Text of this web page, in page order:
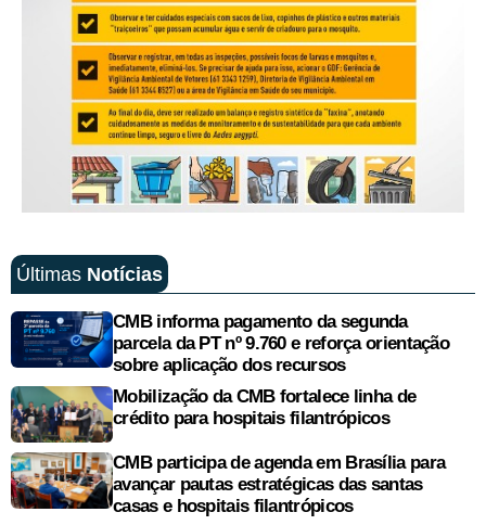
Últimas Notícias
CMB informa pagamento da segunda
parcela da PT nº 9.760 e reforça orientação
sobre aplicação dos recursos
Mobilização da CMB fortalece linha de
crédito para hospitais filantrópicos
CMB participa de agenda em Brasília para
avançar pautas estratégicas das santas
casas e hospitais filantrópicos